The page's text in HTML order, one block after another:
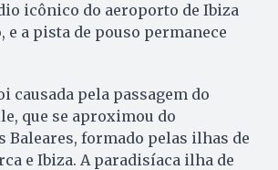
icônico do aeroporto de Ibiza
e a pista de pouso permanece
causada pela passagem do
que se aproximou do
Baleares, formado pelas ilhas de
e Ibiza. A paradisíaca ilha de